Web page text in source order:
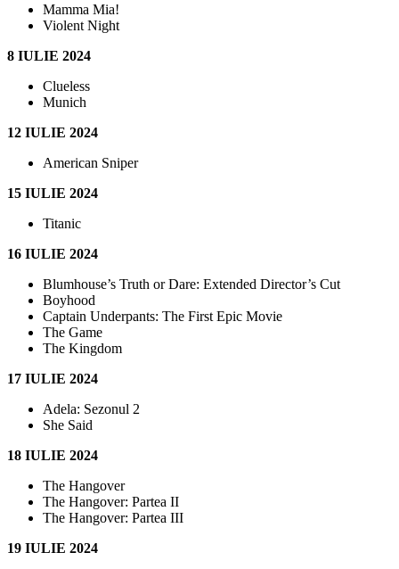
Mamma Mia!
Violent Night
8 IULIE 2024
Clueless
Munich
12 IULIE 2024
American Sniper
15 IULIE 2024
Titanic
16 IULIE 2024
Blumhouse’s Truth or Dare: Extended Director’s Cut
Boyhood
Captain Underpants: The First Epic Movie
The Game
The Kingdom
17 IULIE 2024
Adela: Sezonul 2
She Said
18 IULIE 2024
The Hangover
The Hangover: Partea II
The Hangover: Partea III
19 IULIE 2024